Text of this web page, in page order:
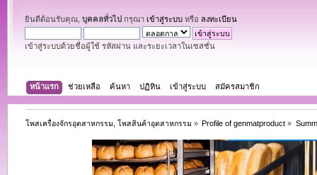
ยินดีต้อนรับคุณ, บุคคลทั่วไป กรุณา เข้าสู่ระบบหรือ ลงทะเบียน
เข้าสู่ระบบด้วยชื่อผู้ใช้ รหัสผ่าน และระยะเวลาในเซสชั่น
หน้าแรก ช่วยเหลือ ค้นหา ปฏิทิน เข้าสู่ระบบ สมัครสมาชิก
โพสเครื่องจักรอุตสาหกรรม, โพสสินค้าอุตสาหกรรม » Profile of genmatproduct »